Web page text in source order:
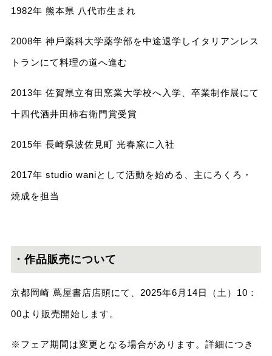
1982年 熊本県 ⼋代市⽣まれ
2008年 神⼾薬科⼤学薬学部を中途退学しイタリアンレス
トランにて料理の道へ進む
2013年 佐賀県⽴有⽥窯業⼤学校へ⼊学、卒業制作展にて
⼗四代酒井⽥柿右衛⾨賞受賞
2015年 ⻑崎県波佐⾒町 光春窯に⼊社
2017年 studio waniとして活動を始める、主にろくろ・
焼成を担当
・作品販売について
京都岡崎 蔦屋書店店頭にて、2025年6⽉14⽇（土）10：
00より販売開始します。
※フェア期間は変更となる場合があります。詳細につき